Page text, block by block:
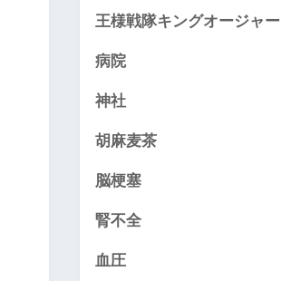
王様戦隊キングオージャー
病院
神社
胡麻麦茶
脳梗塞
腎不全
血圧